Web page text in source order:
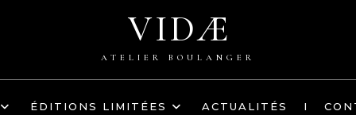
VIDÆ
ATELIER BOULANGER
ÉDITIONS LIMITÉES ACTUALITÉS I